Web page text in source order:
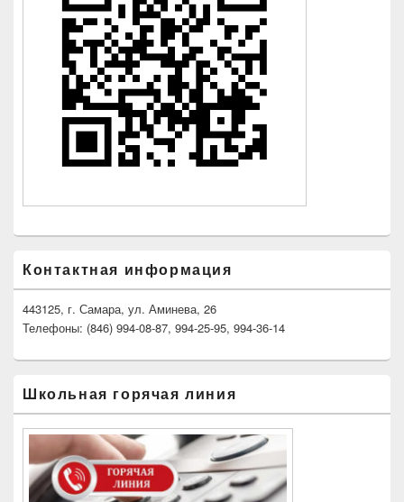
Контактная информация
443125, г. Самара, ул. Аминева, 26
Телефоны: (846) 994-08-87, 994-25-95, 994-36-14
Школьная горячая линия